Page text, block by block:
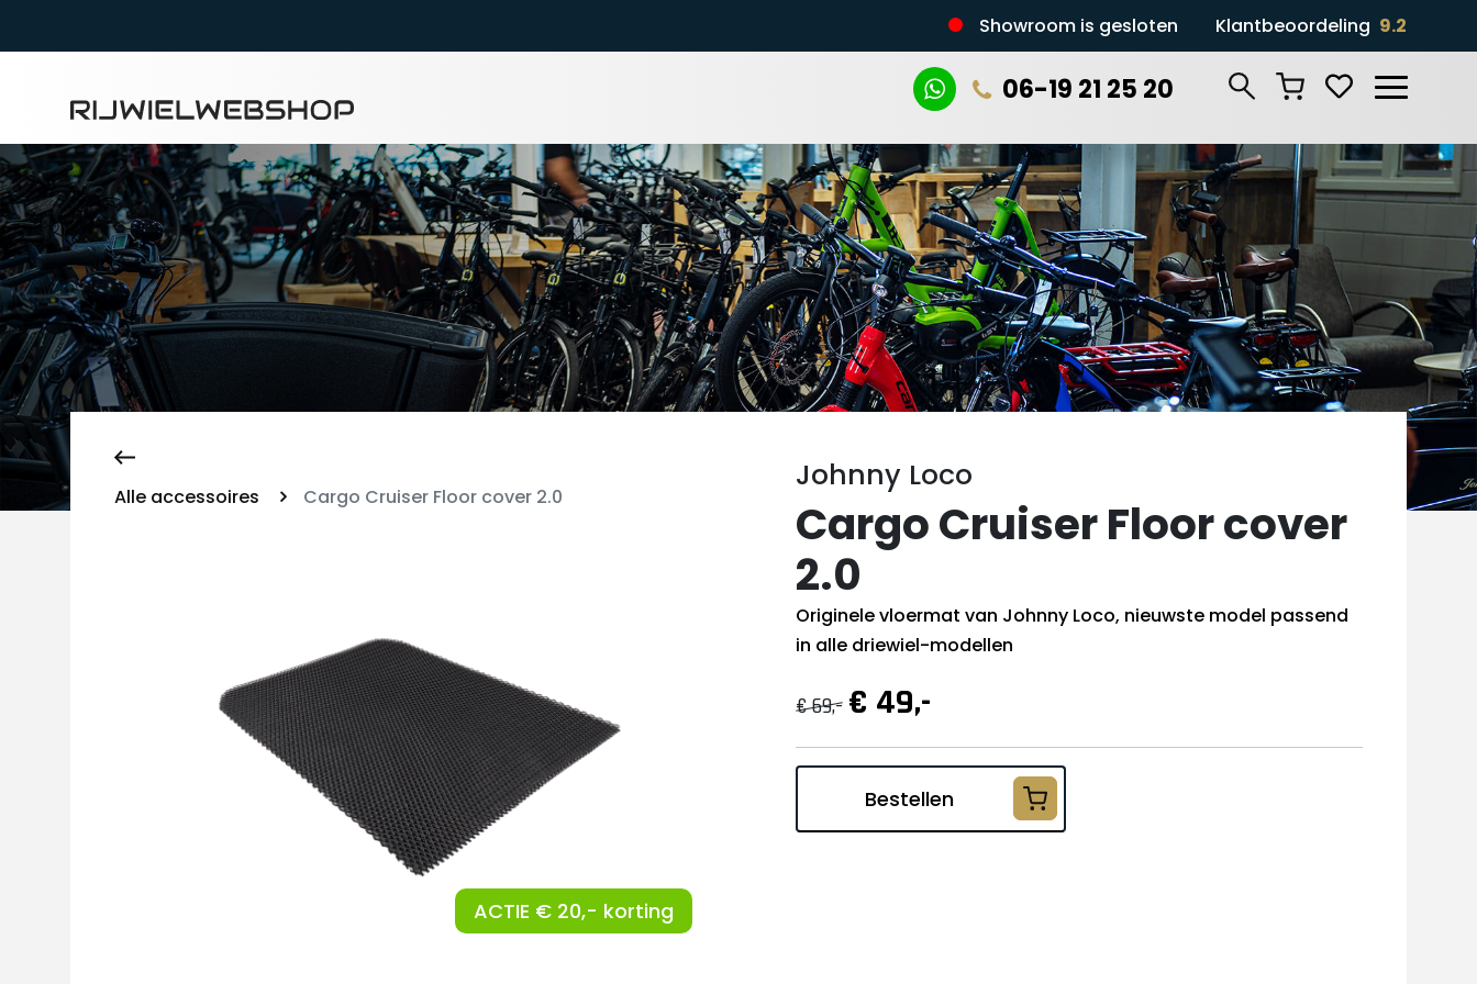
Zoeken Showroom is gesloten Klantbeoordeling 9.2
06-19 21 25 20
Alle accessoires Cargo Cruiser Floor cover 2.0
ACTIE € 20,- korting
Johnny Loco
Cargo Cruiser Floor cover
2.0
Originele vloermat van Johnny Loco, nieuwste model passend
in alle driewiel-modellen
€ 69,- € 49,-
Bestellen